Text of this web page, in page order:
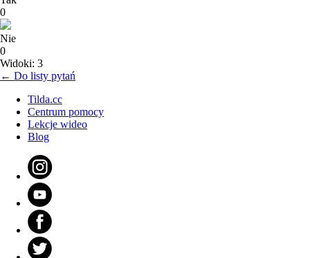
0
Nie
0
Widoki: 3
← Do listy pytań
Tilda.cc
Centrum pomocy
Lekcje wideo
Blog